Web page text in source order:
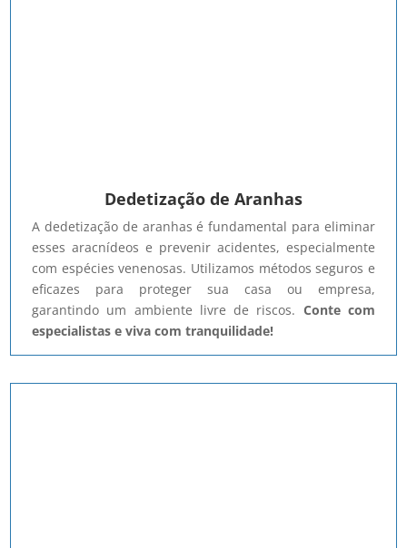
Dedetização de Aranhas
A dedetização de aranhas é fundamental para eliminar
esses aracnídeos e prevenir acidentes, especialmente
com espécies venenosas. Utilizamos métodos seguros e
eficazes para proteger sua casa ou empresa,
garantindo um ambiente livre de riscos. Conte com
especialistas e viva com tranquilidade!